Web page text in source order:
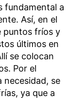
fundamental a
Así, en el
puntos fríos y
últimos en
se colocan
Por el
se
ya que a